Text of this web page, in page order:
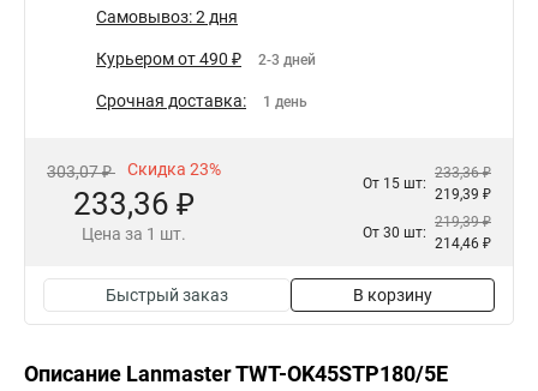
Самовывоз: 2 дня
Курьером от 490 ₽ 2-3 дней
Срочная доставка: 1 день
303,07 ₽ Скидка 23%
233,36 ₽
Цена за 1 шт.
От 15 шт:
233,36 ₽
219,39 ₽
От 30 шт:
219,39 ₽
214,46 ₽
Быстрый заказ В корзину
Описание Lanmaster TWT-OK45STP180/5E